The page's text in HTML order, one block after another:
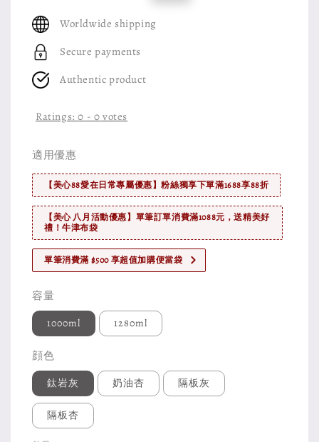
Worldwide shipping
Secure payments
Authentic product
Ratings:0 - 0 votes
適用優惠
【美心88愛在日常專屬優惠】粉絲獨享下單滿1688享88折
【美心 八月活動優惠】單筆訂單消費滿1088元，送精美好
禮！牛津布袋
單筆消費滿 $500 享超值加購便當袋
容量
1000ml 1280ml
顔色
鈦岩灰 奶油杏 隔板灰
隔板杏